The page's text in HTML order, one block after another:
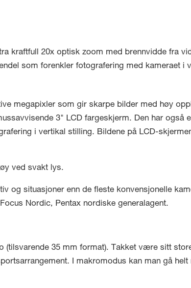
kraftfull 20x optisk zoom med brennvidde fra
som forenkler fotografering med kameraet i
megapixler som gir skarpe bilder med høy
3" LCD fargeskjerm. Den har også
i vertikal stilling. Bildene på LCD-
ved svakt lys.
og situasjoner enn de fleste konvensjonelle
Nordic, Pentax nordiske generalagent.
(tilsvarende 35 mm format). Takket være sitt
I makromodus kan man gå helt